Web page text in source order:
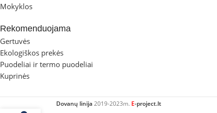
Mokyklos
Rekomenduojama
Gertuvės
Ekologiškos prekės
Puodeliai ir termo puodeliai
Kuprinės
Dovanų linija 2019-2023m. E-project.lt